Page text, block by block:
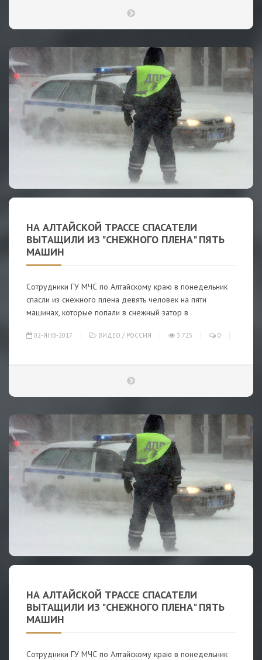
НА АЛТАЙСКОЙ ТРАССЕ СПАСАТЕЛИ
ВЫТАЩИЛИ ИЗ "СНЕЖНОГО ПЛЕНА" ПЯТЬ
МАШИН
Сотрудники ГУ МЧС по Алтайскому краю в понедельник
спасли из снежного плена девять человек на пяти
машинах, которые попали в снежный затор в
02-ЯНВ-2017 ВИДЕО / РОССИЯ 3 725 0
НА АЛТАЙСКОЙ ТРАССЕ СПАСАТЕЛИ
ВЫТАЩИЛИ ИЗ "СНЕЖНОГО ПЛЕНА" ПЯТЬ
МАШИН
Сотрудники ГУ МЧС по Алтайскому краю в понедельник